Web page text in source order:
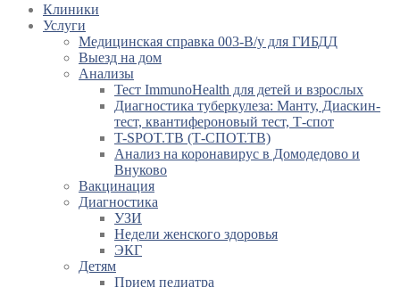
Клиники
Услуги
Медицинская справка 003-В/у для ГИБДД
Выезд на дом
Анализы
Тест ImmunoHealth для детей и взрослых
Диагностика туберкулеза: Манту, Диаскин-
тест, квантифероновый тест, Т-спот
T-SPOT.TB (Т-СПОТ.ТВ)
Анализ на коронавирус в Домодедово и
Внуково
Вакцинация
Диагностика
УЗИ
Недели женского здоровья
ЭКГ
Детям
Прием педиатра